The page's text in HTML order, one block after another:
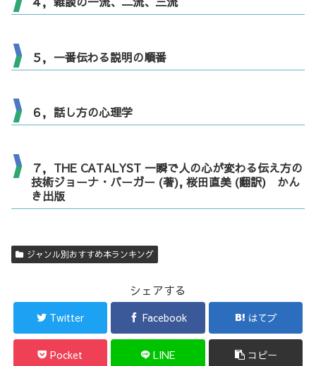
５，一番伝わる説明の順番
６，話し方の心理学
７，THE CATALYST 一瞬で人の心が変わる伝え方の
技術ジョーナ・バーガー (著), 桜田直美 (翻訳) かん
き出版
ジャンル別おすすめ本ランキング
シェアする
Twitter Facebook はてブ
Pocket LINE コピー